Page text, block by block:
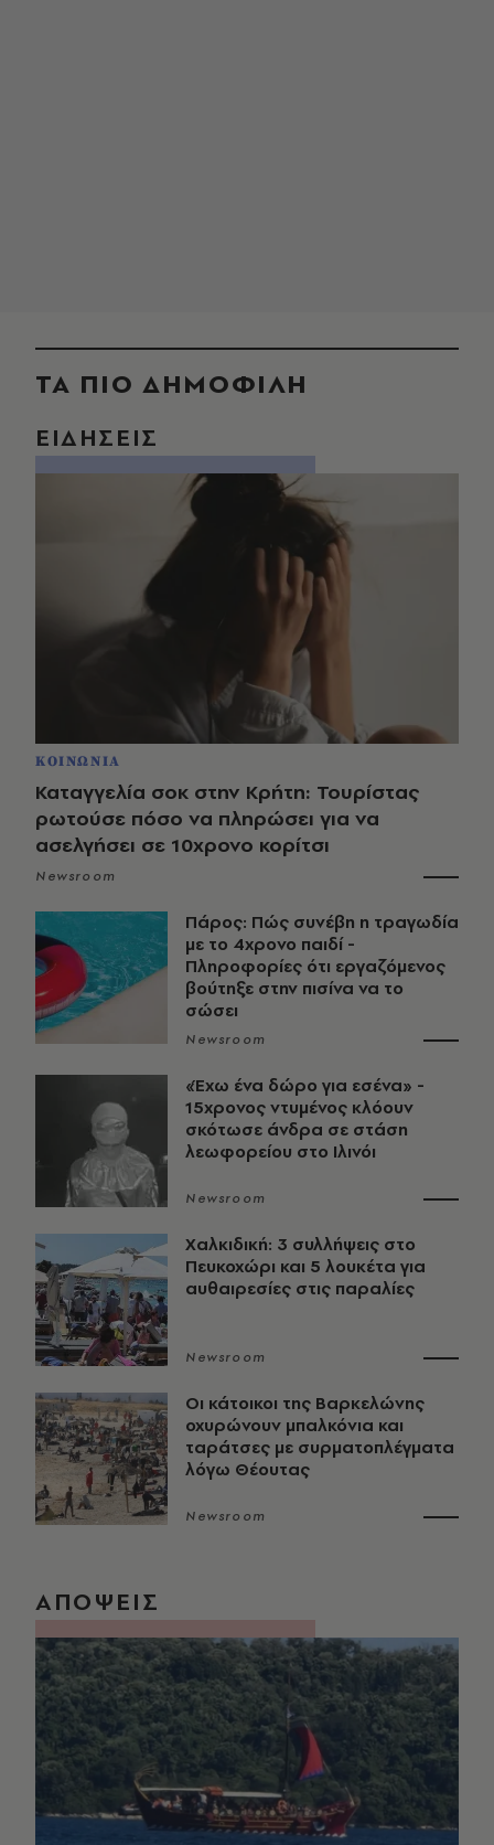
ΤΑ ΠΙΟ ΔΗΜΟΦΙΛΗ
ΕΙΔΗΣΕΙΣ
ΚΟΙΝΩΝΙΑ
Καταγγελία σοκ στην Κρήτη: Τουρίστας
ρωτούσε πόσο να πληρώσει για να
ασελγήσει σε 10χρονο κορίτσι
Newsroom
Πάρος: Πώς συνέβη η τραγωδία
με το 4χρονο παιδί -
Πληροφορίες ότι εργαζόμενος
βούτηξε στην πισίνα να το
σώσει
Newsroom
«Έχω ένα δώρο για εσένα» -
15χρονος ντυμένος κλόουν
σκότωσε άνδρα σε στάση
λεωφορείου στο Ιλινόι
Newsroom
Χαλκιδική: 3 συλλήψεις στο
Πευκοχώρι και 5 λουκέτα για
αυθαιρεσίες στις παραλίες
Newsroom
Οι κάτοικοι της Βαρκελώνης
οχυρώνουν μπαλκόνια και
ταράτσες με συρματοπλέγματα
λόγω Θέουτας
Newsroom
ΑΠΟΨΕΙΣ